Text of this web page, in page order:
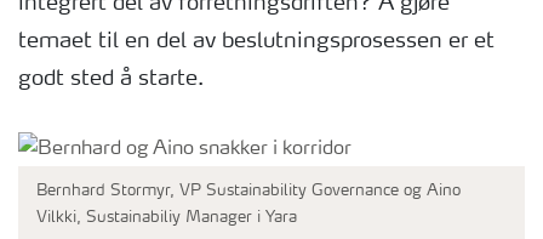
temaet til en del av beslutningsprosessen er et
godt sted å starte.
Bernhard Stormyr, VP Sustainability Governance og Aino
Vilkki, Sustainabiliy Manager i Yara